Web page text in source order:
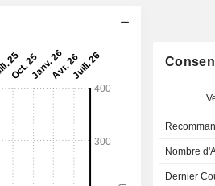
Nombre
Dernier